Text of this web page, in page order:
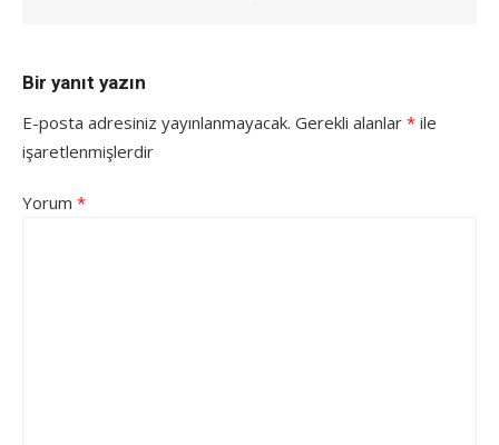
Bir yanıt yazın
E-posta adresiniz yayınlanmayacak. Gerekli alanlar * ile
işaretlenmişlerdir
Yorum *